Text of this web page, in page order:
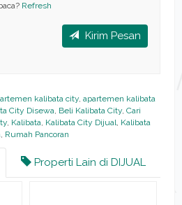
Refresh
Kirim Pesan
kalibata city, apartemen kalibata
City Disewa, Beli Kalibata City, Cari
, Kalibata, Kalibata City Dijual, Kalibata
, Rumah Pancoran
Properti Lain di DIJUAL